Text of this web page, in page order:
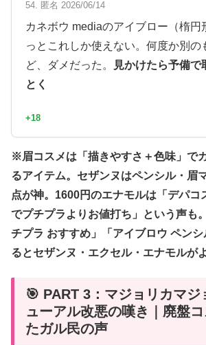
54. 匿名 2026/06/14
カネボウ mediaのアイブロー（楕円
っとこれしか使えない。何度か別の
ど、ダメだった。
見かけたら予備で
とく
+18
※眉コスメは「描きやすさ＋色味」で
るアイテム。セザンヌはペンシル・眉
点が神。1600円のエナモルは「デパコ
でプチプラよりお値打ち」という声も
チプラ おすすめ」「アイブロウ ペン
るとセザンヌ・エクセル・エナモルが
🎯 PART 3：マジョリカマジ
ューアル改悪の嘆き｜廃盤
たガル民の声